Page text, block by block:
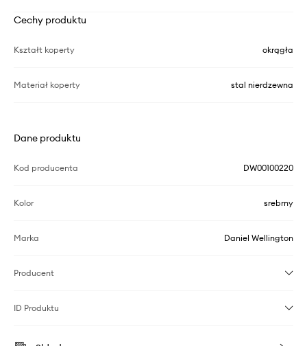
Cechy produktu
Kształt koperty okrągła
Materiał koperty stal nierdzewna
Dane produktu
Kod producenta DW00100220
Kolor srebrny
Marka Daniel Wellington
Producent
ID Produktu